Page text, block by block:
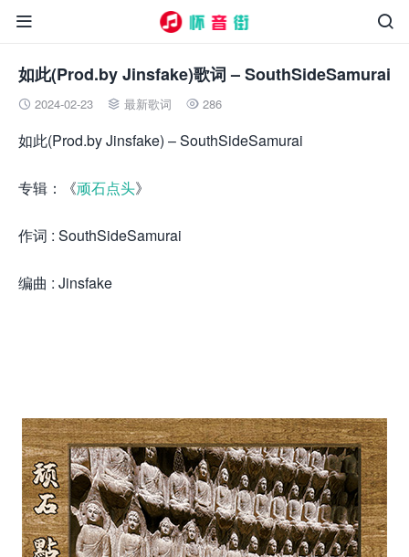


如此(Prod.by Jinsfake)歌词 – SouthSideSamurai
 2024-02-23  最新歌词  286
如此(Prod.by Jinsfake) – SouthSideSamurai
专辑：《顽石点头》
作词 : SouthSideSamurai
编曲 : Jinsfake